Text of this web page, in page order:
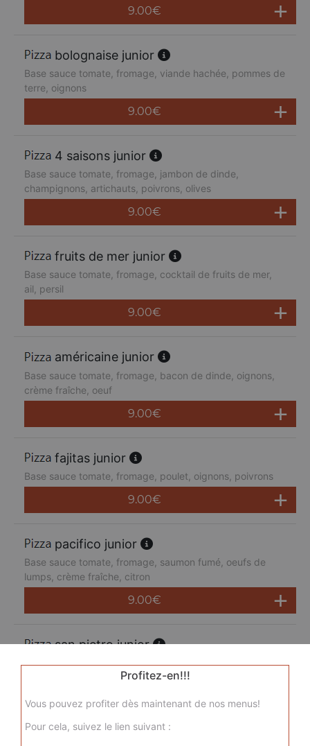
9.00€
bolognaise junior
Base sauce tomate, fromage, viande hachée, pommes de
terre, oignons
9.00€
4 saisons junior
Base sauce tomate, fromage, jambon de dinde,
champignons, artichauts, poivrons, olives
9.00€
fruits de mer junior
Base sauce tomate, fromage, cocktail de fruits de mer,
ail, persil
9.00€
américaine junior
Base sauce tomate, fromage, bacon de dinde, oignons,
crème fraîche, oeuf
9.00€
fajitas junior
Base sauce tomate, fromage, poulet, oignons, poivrons
9.00€
pacifico junior
Base sauce tomate, fromage, saumon fumé, oeufs de
lumps, crème fraîche, citron
9.00€
san pietro junior
Base sauce tomate, fromage, chorizo, jambon de dinde,
merguez, champignons
9.00€
Profitez-en!!!
Vous pouvez profiter dès maintenant de nos menus!
Pour cela, suivez le lien suivant :